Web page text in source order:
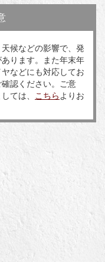
候などの影響で、発
ります。また年末年
などにも対応してお
認ください。ご意
ては、
こちら よりお